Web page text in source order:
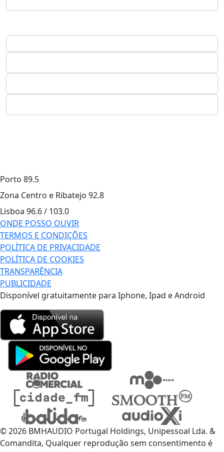
Porto 89.5
Zona Centro e Ribatejo 92.8
Lisboa 96.6 / 103.0
ONDE POSSO OUVIR
TERMOS E CONDIÇÕES
POLÍTICA DE PRIVACIDADE
POLÍTICA DE COOKIES
TRANSPARÊNCIA
PUBLICIDADE
Disponível gratuitamente para Iphone, Ipad e Android
© 2026 BMHAUDIO Portugal Holdings, Unipessoal Lda. &
Comandita, Qualquer reprodução sem consentimento é